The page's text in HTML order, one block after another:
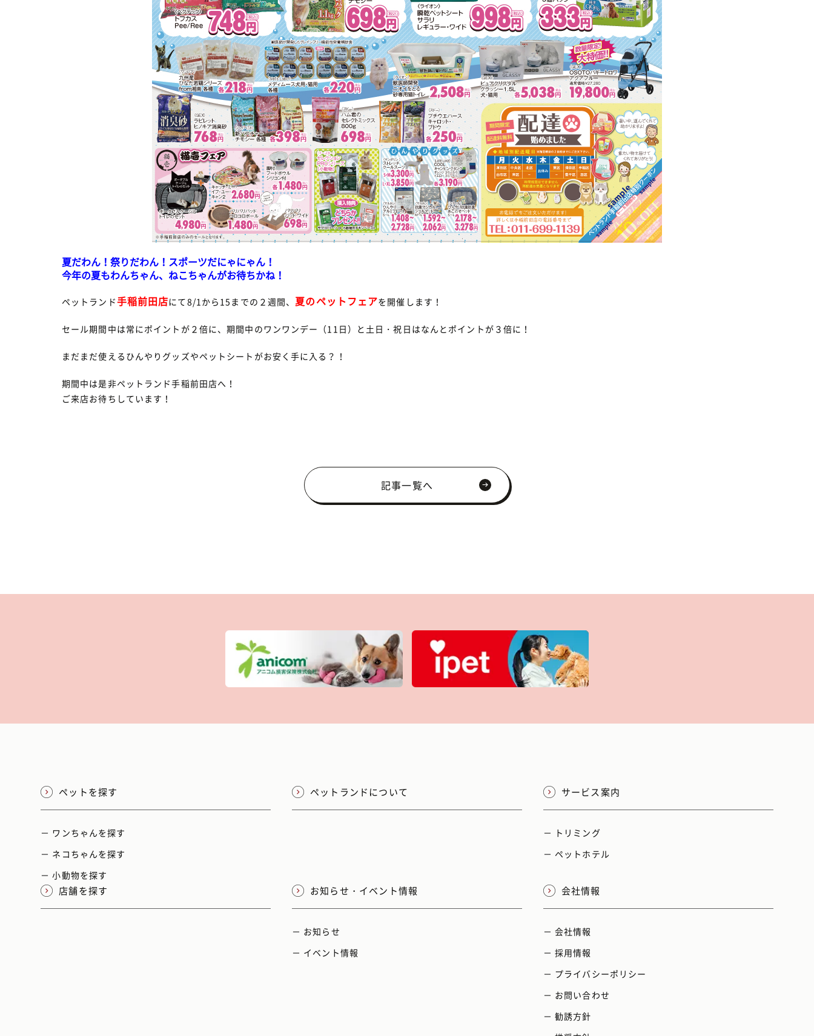
夏だわん！祭りだわん！スポーツだにゃにゃん！
今年の夏もわんちゃん、ねこちゃんがお待ちかね！
ペットランド手稲前田店にて8/1から15までの２週間、夏のペットフェアを開催します！
セール期間中は常にポイントが２倍に、期間中のワンワンデー（11日）と土日・祝日はなんとポイントが３倍に！
まだまだ使えるひんやりグッズやペットシートがお安く手に入る？！
期間中は是非ペットランド手稲前田店へ！
ご来店お待ちしています！
記事一覧へ
ペットを探す
－ ワンちゃんを探す
－ ネコちゃんを探す
－ 小動物を探す
ペットランドについて サービス案内
－ トリミング
－ ペットホテル
店舗を探す お知らせ・イベント情報
－ お知らせ
－ イベント情報
会社情報
－ 会社情報
－ 採用情報
－ プライバシーポリシー
－ お問い合わせ
－ 勧誘方針